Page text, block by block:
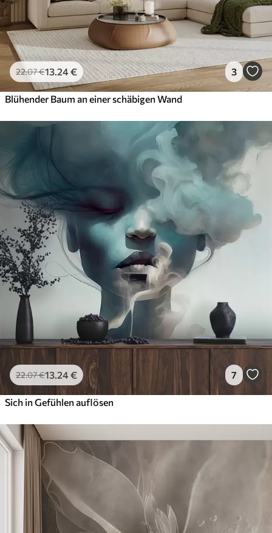
22.07€13 .24€ 3
Blühender Baum an einer schäbigen Wand
22.07€13 .24€ 7
Sich in Gefühlen auflösen